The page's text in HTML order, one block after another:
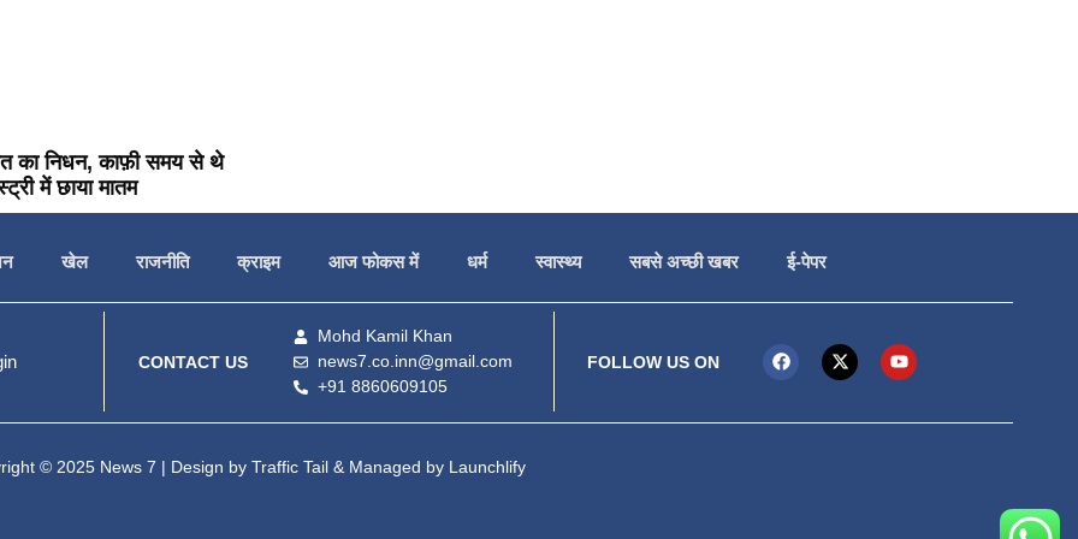
का निधन, काफ़ी समय से थे
में छाया मातम
खेल राजनीति क्राइम आज फोकस में धर्म स्वास्थ्य सबसे अच्छी खबर ई-पेपर
CONTACT US
Mohd Kamil Khan
news7.co.inn@gmail.com
+91 8860609105
FOLLOW US ON
© 2025 News 7 | Design by Traffic Tail& Managed by Launchlify